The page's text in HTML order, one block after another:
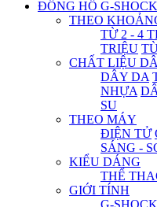
ĐỒNG HỒ G-SHOCK
THEO
TỪ 2 - 4
TRIỆU
CHẤT LIỆU
DÂY DA
NHỰA
SU
THEO MÁY
ĐIỆN TỬ
SÁNG -
KIỂU DÁNG
THỂ
GIỚI TÍNH
G-